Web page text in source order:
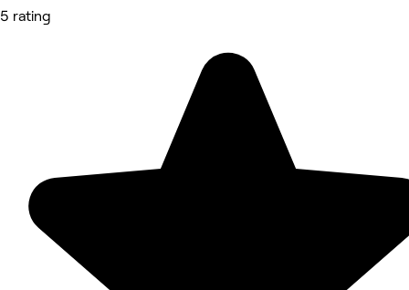
5 rating